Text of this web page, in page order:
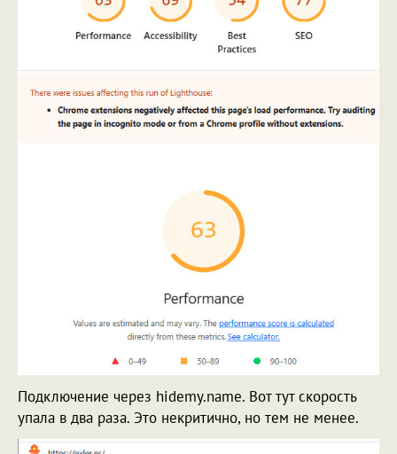
Подключение через hidemy.name. Вот тут скорость
упала в два раза. Это некритично, но тем не менее.